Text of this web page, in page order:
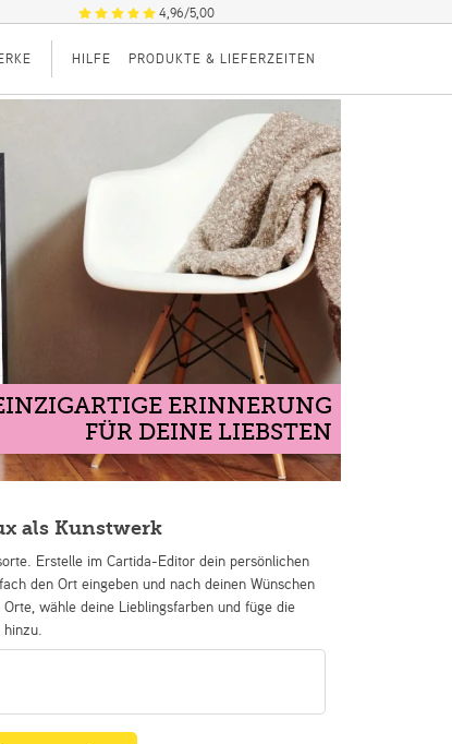
4,96/5,00
HILFE PRODUKTE & LIEFERZEITEN
ERINNERUNG
FÜR DEINE LIEBSTEN
als Kunstwerk
Erstelle im Cartida-Editor dein persönlichen
den Ort eingeben und nach deinen Wünschen
wähle deine Lieblingsfarben und füge die